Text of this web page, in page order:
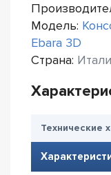
Модель:
Ebara 3D
Страна:
Технические